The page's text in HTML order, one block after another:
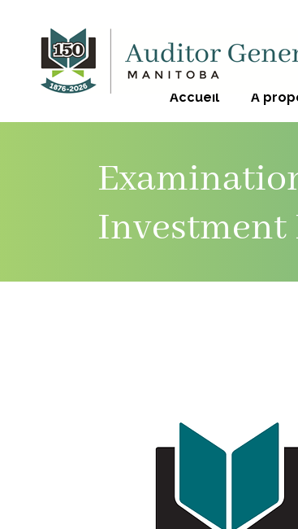
Accueil À
Investment